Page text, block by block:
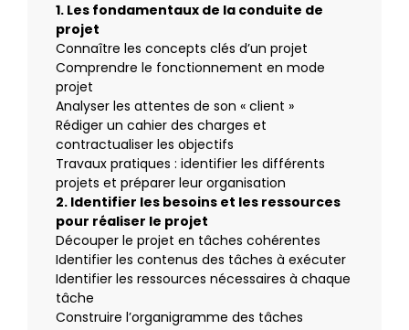
1. Les fondamentaux de la conduite de
projet
Connaître les concepts clés d’un projet
Comprendre le fonctionnement en mode
projet
Analyser les attentes de son « client »
Rédiger un cahier des charges et
contractualiser les objectifs
Travaux pratiques : identifier les différents
projets et préparer leur organisation
2. Identifier les besoins et les ressources
pour réaliser le projet
Découper le projet en tâches cohérentes
Identifier les contenus des tâches à exécuter
Identifier les ressources nécessaires à chaque
tâche
Construire l’organigramme des tâches